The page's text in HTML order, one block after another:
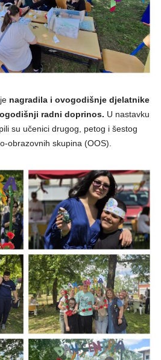
nagradila i ovogodišnje djelatnike
radni doprinos. U nastavku
su učenici drugog, petog i šestog
obrazovnih skupina (OOS).